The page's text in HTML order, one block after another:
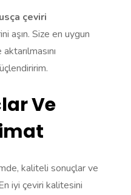
çeviri
aşın. Size en uygun
Ve
kaliteli sonuçlar ve
iyi çeviri kalitesini